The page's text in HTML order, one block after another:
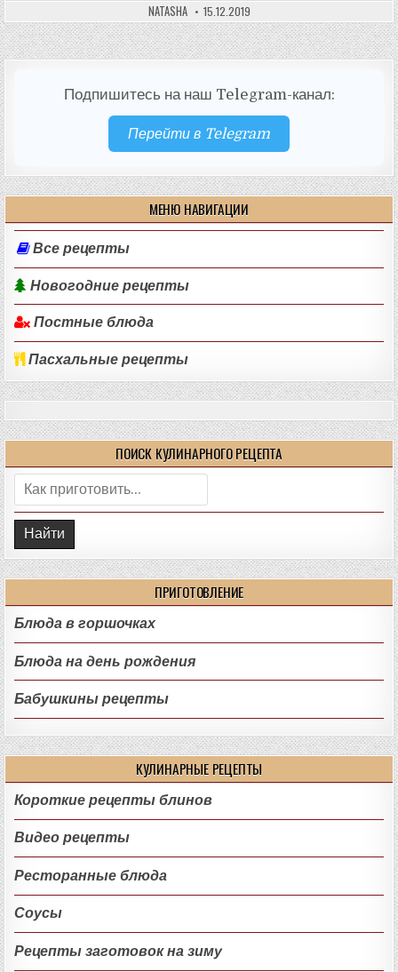
NATASHA 15.12.2019
Подпишитесь на наш Telegram-канал:
Перейти в Telegram
МЕНЮ НАВИГАЦИИ
Все рецепты
Новогодние рецепты
Постные блюда
Пасхальные рецепты
ПОИСК КУЛИНАРНОГО РЕЦЕПТА
Поиск:
ПРИГОТОВЛЕНИЕ
Блюда в горшочках
Блюда на день рождения
Бабушкины рецепты
КУЛИНАРНЫЕ РЕЦЕПТЫ
Короткие рецепты блинов
Видео рецепты
Ресторанные блюда
Соусы
Рецепты заготовок на зиму